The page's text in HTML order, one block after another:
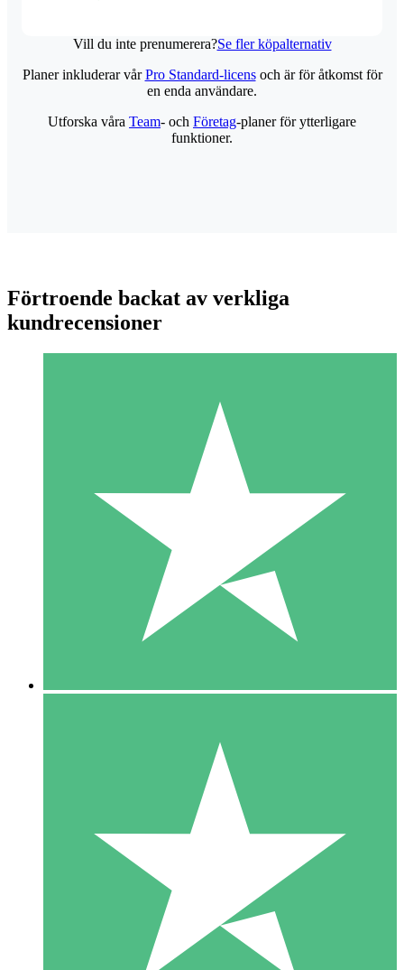
Vill du inte prenumerera?Se fler köpalternativ
Individuella Kreditpaket
Betala per användning med nedladdningskrediter. Inget
1 Nedladdningar
10 00
10 Nedladdningar
20 00
Planer inkluderar vårPro Standard-licensoch är för åtkomst för
en enda användare.
Utforska våra Team- och Företag-planer för ytterligare
funktioner.
Förtroende backat av verkliga
kundrecensioner